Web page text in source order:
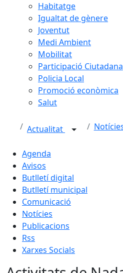
Habitatge
Igualtat de gènere
Joventut
Medi Ambient
Mobilitat
Participació Ciutadana
Policia Local
Promoció econòmica
Salut
Actualitat
Agenda
Avisos
Butlletí digital
Butlletí municipal
Comunicació
Notícies
Publicacions
Rss
Xarxes Socials